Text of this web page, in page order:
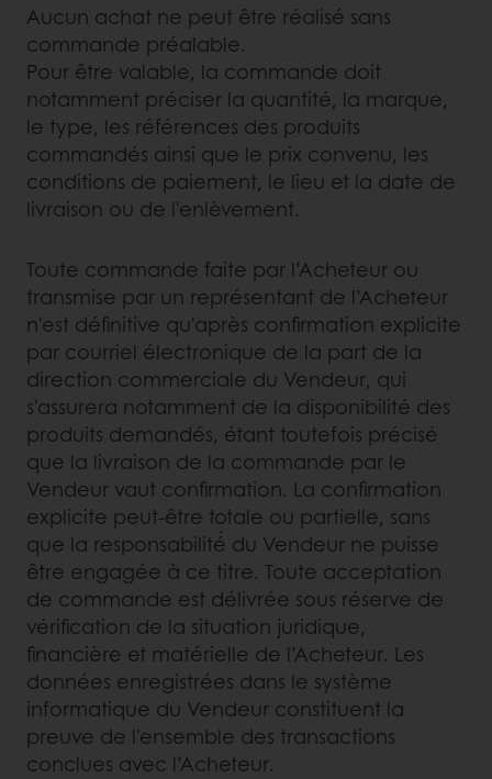
Aucun achat ne peut être réalisé sans
commande préalable.
Pour être valable, la commande doit
notamment préciser la quantité, la marque,
le type, les références des produits
commandés ainsi que le prix convenu, les
conditions de paiement, le lieu et la date de
livraison ou de l'enlèvement.
Toute commande faite par l’Acheteur ou
transmise par un représentant de l’Acheteur
n'est définitive qu'après confirmation explicite
par courriel électronique de la part de la
direction commerciale du Vendeur, qui
s'assurera notamment de la disponibilité des
produits demandés, étant toutefois précisé
que la livraison de la commande par le
Vendeur vaut confirmation. La confirmation
explicite peut-être totale ou partielle, sans
que la responsabilité́ du Vendeur ne puisse
être engagée à ce titre. Toute acceptation
de commande est délivrée sous réserve de
vérification de la situation juridique,
financière et matérielle de l’Acheteur. Les
données enregistrées dans le système
informatique du Vendeur constituent la
preuve de l'ensemble des transactions
conclues avec l’Acheteur.